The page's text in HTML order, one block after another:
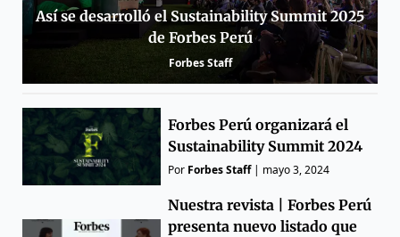
Así se desarrolló el Sustainability Summit 2025
de Forbes Perú
Forbes Staff
Forbes Perú organizará el
Sustainability Summit 2024
Por Forbes Staff| mayo 3, 2024
Nuestra revista | Forbes Perú
presenta nuevo listado que